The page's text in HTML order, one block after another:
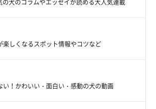
の犬のコラムやエッセイが読める大人気連載
楽しくなるスポット情報やコツなど
い！かわいい・面白い・感動の犬の動画